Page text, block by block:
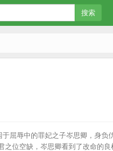
搜索
屈辱中的罪妃之子岑思卿，身负
位空缺，岑思卿看到了改命的